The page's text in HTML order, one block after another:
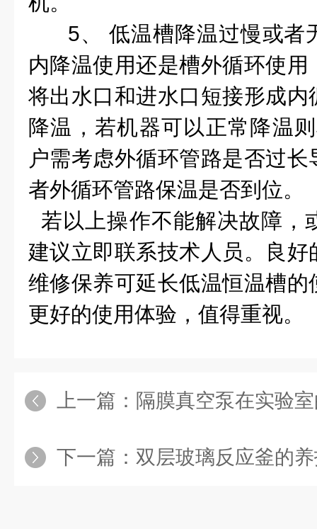
5、 低温槽降温过慢或者
内降温使用还是槽外循环使
将出水口和进水口短接形成
降温，若机器可以正常降温
户需考虑外循环管路是否过
者外循环管路保温是否到位。
若以上操作不能解决故障，
建议立即联系技术人员。良
维修保养可延长低温恒温槽
更好的使用体验，值得重视。
上一篇： 隔膜真空泵在实验
下一篇： 双层玻璃反应釜的